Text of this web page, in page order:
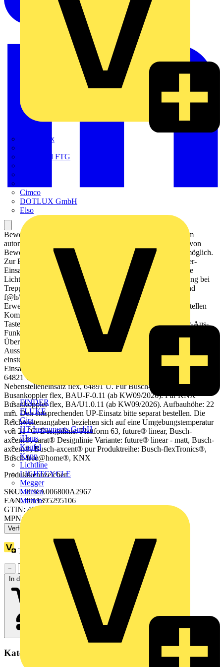
Adaptaflex
Amphenol FTG
Cimco
DOTLUX GmbH
Elso
FINDER
FLUKE
Gira
HT Instruments GmbH
iHaus
Kaufel
Kopp
Lichtline
LIGHTCYCLE
Megger
Mersen
Merten
Bewegungsmeldersensor mit Umgebungslichtmessung. Zum
automatischen Schalten von Verbrauchern in Abhängigkeit von
Bewegung und Helligkeit. Funktion Tastschalter jederzeit möglich.
Zur Erfassung mit Tierschneise. In Kombination mit Dimmer-
Einsatz flex: Dimmfunktion der Beleuchtung und wahlweise
Lichtwertspeicherung. Mit aktivierbarer Ausschaltvorwarnung bei
Treppenhausbetrieb. Kompatibel mit allen flex-Einsätzen und
f@h/KNX Busankoppler flex. Einstellelemente rückseitig.
Erweiterung des Erfassungsbereiches durch Haupt-/Nebenstellen
Kombination. Zusätzliche Ein-/ Ausschaltmöglichkeit über
Tastereingang am Unterputz-Einsatz. Mit Dauerlicht-/Dauer-Aus-
Funktion. Mit Erfassungsanzeige im Testbetrieb.
Überwachungsdichte: 14 Sektoren mit 56 Schaltsegmenten.
Ausschaltverzögerung: ca. 10 s - 30 min oder Kurzzeitimpuls 1 s
einstellbar. Für Relais-Einsatz flex, 1-fach, 64811 U. Für e-contact-
Einsatz flex, 1-fach, 64814 U. Für Relais-Einsatz flex, 2-fach,
64821 U. Für LED-Tastdimmer-Einsatz flex, 1-fach, 64851 U. Für
Nebenstelleneinsatz flex, 64891 U. Für Busch-free@home®
Busankoppler flex, BAU-F-0.11 (ab KW09/2026). Für KNX
Busankoppler flex, BA/U1.0.11 (ab KW09/2026). Aufbauhöhe: 22
mm. Den entsprechenden UP-Einsatz bitte separat bestellen. Die
Reichweitenangaben beziehen sich auf eine Umgebungstemperatur
von 21 °C. Designlinie: Plattform 63, future® linear, Busch-
axcent®, carat® Designlinie Variante: future® linear - matt, Busch-
axcent®, Busch-axcent® pur Produktreihe: Busch-flexTronics®,
Busch-free@home®, KNX
Produktkennzeichen
SKU: 2CKA006800A2967
EAN: 4011395295106
GTIN: 4011395295106
MPN: 64762-884
Verfügbar: 3 Händler
Treuepunkte:
−
In den Warenkorb
Kategorien